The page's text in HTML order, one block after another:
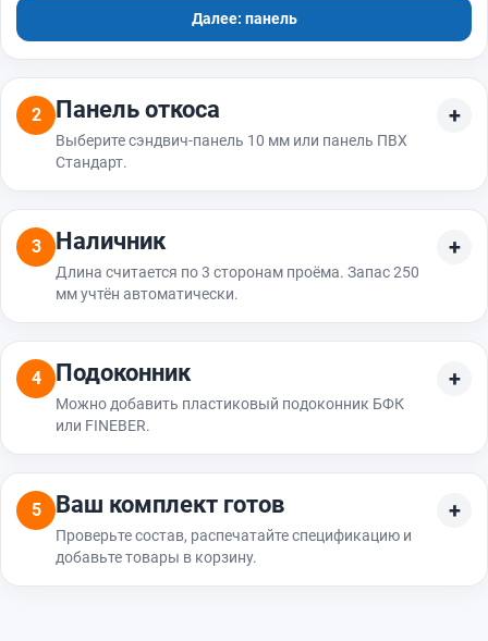
Далее: панель
2 Панель откоса
Выберите сэндвич-панель 10 мм или панель ПВХ
Стандарт.
3 Наличник
Длина считается по 3 сторонам проёма. Запас 250
мм учтён автоматически.
4 Подоконник
Можно добавить пластиковый подоконник БФК
или FINEBER.
5 Ваш комплект готов
Проверьте состав, распечатайте спецификацию и
добавьте товары в корзину.